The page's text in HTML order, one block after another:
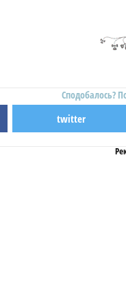
Сподобалось?
twitter